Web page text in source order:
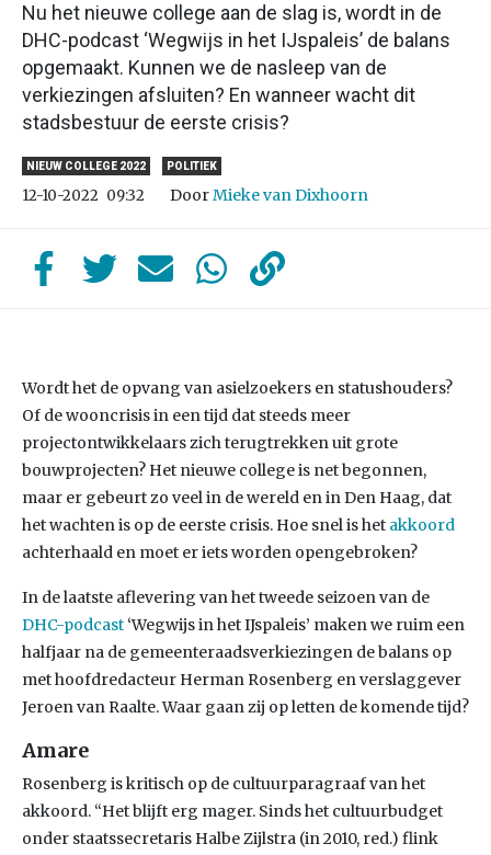
Nu het nieuwe college aan de slag is, wordt in de
DHC-podcast ‘Wegwijs in het IJspaleis’ de balans
opgemaakt. Kunnen we de nasleep van de
verkiezingen afsluiten? En wanneer wacht dit
stadsbestuur de eerste crisis?
NIEUW COLLEGE 2022 POLITIEK
12-10-2022 09:32 DoorMieke van Dixhoorn
Wordt het de opvang van asielzoekers en statushouders?
Of de wooncrisis in een tijd dat steeds meer
projectontwikkelaars zich terugtrekken uit grote
bouwprojecten? Het nieuwe college is net begonnen,
maar er gebeurt zo veel in de wereld en in Den Haag, dat
het wachten is op de eerste crisis. Hoe snel is het akkoord
achterhaald en moet er iets worden opengebroken?
In de laatste aflevering van het tweede seizoen van de
DHC-podcast ‘Wegwijs in het IJspaleis’ maken we ruim een
halfjaar na de gemeenteraadsverkiezingen de balans op
met hoofdredacteur Herman Rosenberg en verslaggever
Jeroen van Raalte. Waar gaan zij op letten de komende tijd?
Amare
Rosenberg is kritisch op de cultuurparagraaf van het
akkoord. “Het blijft erg mager. Sinds het cultuurbudget
onder staatssecretaris Halbe Zijlstra (in 2010, red.) flink